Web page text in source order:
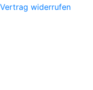
Vertrag widerrufen